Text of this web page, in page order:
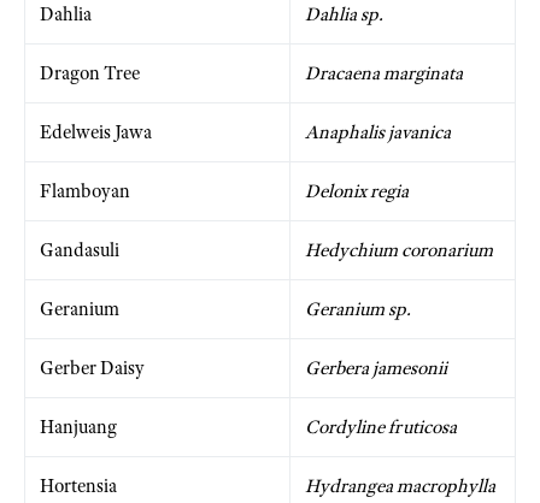
Dahlia Dahlia sp.
Dragon Tree Dracaena marginata
Edelweis Jawa Anaphalis javanica
Flamboyan Delonix regia
Gandasuli Hedychium coronarium
Geranium Geranium sp.
Gerber Daisy Gerbera jamesonii
Hanjuang Cordyline fruticosa
Hortensia Hydrangea macrophylla